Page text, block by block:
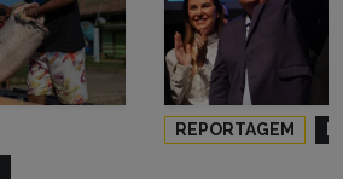
REPORTAGEM